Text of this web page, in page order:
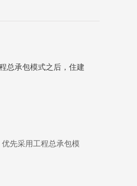
总承包模式之后，住建
先采用工程总承包模